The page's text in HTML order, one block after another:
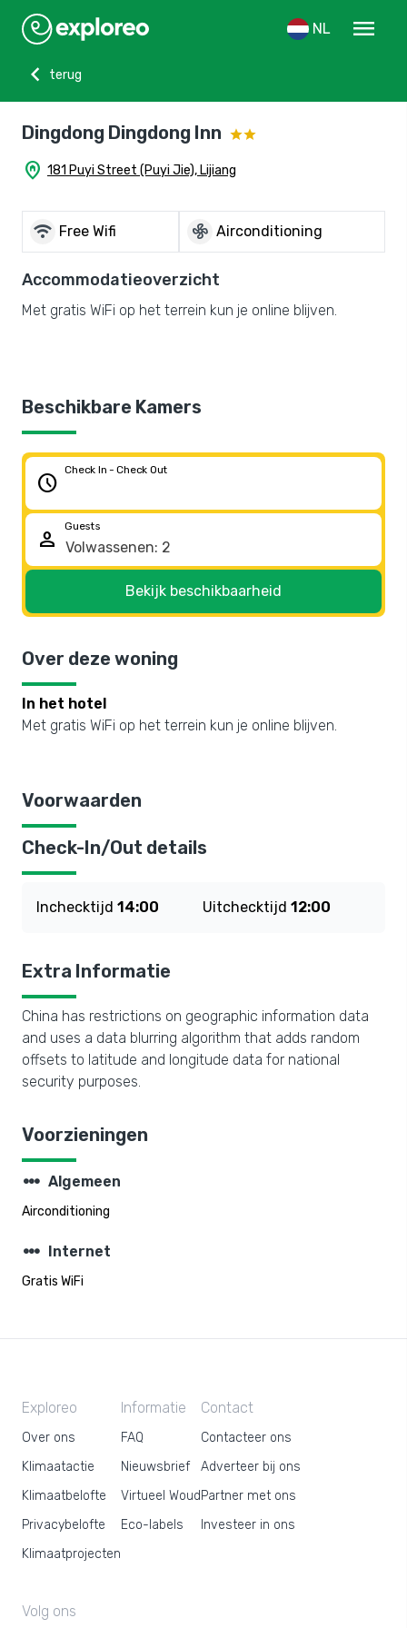
NL
menu
chevron_left
terug
Dingdong Dingdong Inn
home_pin 181 Puyi Street (Puyi Jie), Lijiang
wifi Free Wifi mode_fan Airconditioning
Accommodatieoverzicht
Met gratis WiFi op het terrein kun je online blijven.
Beschikbare Kamers
schedule
Check In - Check Out
person
Guests
Bekijk beschikbaarheid
Over deze woning
In het hotel
Met gratis WiFi op het terrein kun je online blijven.
Voorwaarden
Check-In/Out details
Inchecktijd 14:00 Uitchecktijd 12:00
Extra Informatie
China has restrictions on geographic information data
and uses a data blurring algorithm that adds random
offsets to latitude and longitude data for national
security purposes.
Voorzieningen
steppers Algemeen
Airconditioning
steppers Internet
Gratis WiFi
Exploreo
Over ons
Klimaatactie
Klimaatbelofte
Privacybelofte
Klimaatprojecten
Informatie
FAQ
Nieuwsbrief
Virtueel Woud
Eco-labels
Contact
Contacteer ons
Adverteer bij ons
Partner met ons
Investeer in ons
Volg ons